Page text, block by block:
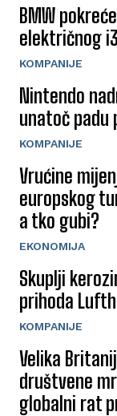
BMW
električnog
KOMPANIJE
Nintendo
unatoč padu
KOMPANIJE
Vrućine
europskog
a tko gubi?
EKONOMIJA
Skuplji
prihoda
KOMPANIJE
Velika
društvene
globalni rat